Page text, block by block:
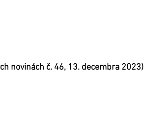
novinách č. 46, 13. decembra 2023)